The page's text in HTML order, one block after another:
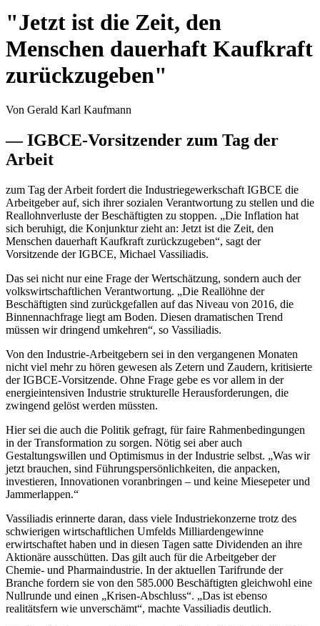
"Jetzt ist die Zeit, den
Menschen dauerhaft Kaufkraft
zurückzugeben"
Von Gerald Karl Kaufmann
— IGBCE-Vorsitzender zum Tag der
Arbeit
zum Tag der Arbeit fordert die Industriegewerkschaft IGBCE die
Arbeitgeber auf, sich ihrer sozialen Verantwortung zu stellen und die
Reallohnverluste der Beschäftigten zu stoppen. „Die Inflation hat
sich beruhigt, die Konjunktur zieht an: Jetzt ist die Zeit, den
Menschen dauerhaft Kaufkraft zurückzugeben“, sagt der
Vorsitzende der IGBCE, Michael Vassiliadis.
Das sei nicht nur eine Frage der Wertschätzung, sondern auch der
volkswirtschaftlichen Verantwortung. „Die Reallöhne der
Beschäftigten sind zurückgefallen auf das Niveau von 2016, die
Binnennachfrage liegt am Boden. Diesen dramatischen Trend
müssen wir dringend umkehren“, so Vassiliadis.
Von den Industrie-Arbeitgebern sei in den vergangenen Monaten
nicht viel mehr zu hören gewesen als Zetern und Zaudern, kritisierte
der IGBCE-Vorsitzende. Ohne Frage gebe es vor allem in der
energieintensiven Industrie strukturelle Herausforderungen, die
zwingend gelöst werden müssten.
Hier sei die auch die Politik gefragt, für faire Rahmenbedingungen
in der Transformation zu sorgen. Nötig sei aber auch
Gestaltungswillen und Optimismus in der Industrie selbst. „Was wir
jetzt brauchen, sind Führungspersönlichkeiten, die anpacken,
investieren, Innovationen voranbringen – und keine Miesepeter und
Jammerlappen.“
Vassiliadis erinnerte daran, dass viele Industriekonzerne trotz des
schwierigen wirtschaftlichen Umfelds Milliardengewinne
erwirtschaftet haben und in diesen Tagen satte Dividenden an ihre
Aktionäre ausschütten. Das gilt auch für die Arbeitgeber der
Chemie- und Pharmaindustrie. In der aktuellen Tarifrunde der
Branche fordern sie von den 585.000 Beschäftigten gleichwohl eine
Nullrunde und einen „Krisen-Abschluss“. „Das ist ebenso
realitätsfern wie unverschämt“, machte Vassiliadis deutlich.